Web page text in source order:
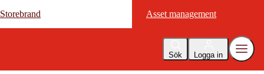
Storebrand Asset management
Sök Logga in
Storebrand Asset management